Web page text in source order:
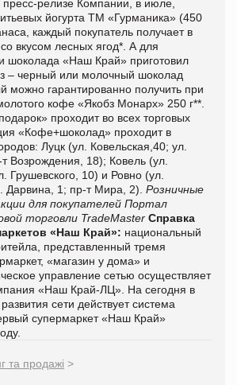
релизе Компании, в июле,
йогурта ТМ «Гурманика» (450
каждый покупатель получает в
вкусом лесных ягод*. А для
шоколада «Наш Край» приготовил
– черный или молочный шоколад
можно гарантированно получить при
кофе «Якобз Монарх» 250 г**.
проходит во всех торговых
«Кофе+шоколад» проходит в
Луцк (ул. Ковельская,40; ул.
Возрождения, 18); Ковель (ул.
Грушевского, 10) и Ровно (ул.
Дарвина, 1; пр-т Мира, 2). Розничные
для покупателей Портал
торговли TradeMaster Справка
«Наш Край»: национальный
представленный тремя
«магазин у дома» и
управление сетью осуществляет
«Наш Край-ЛЦ». На сегодня в
сети действует система
супермаркет «Наш Край»
та продажі >